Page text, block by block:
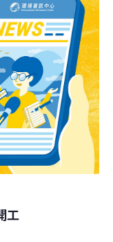
，威力之大，連
民形容，「自己被
片」、「我聽到並
30名員工在現場，
名承包商，在治療
，燃燒中的化學工
克（Jeff Branick）
工